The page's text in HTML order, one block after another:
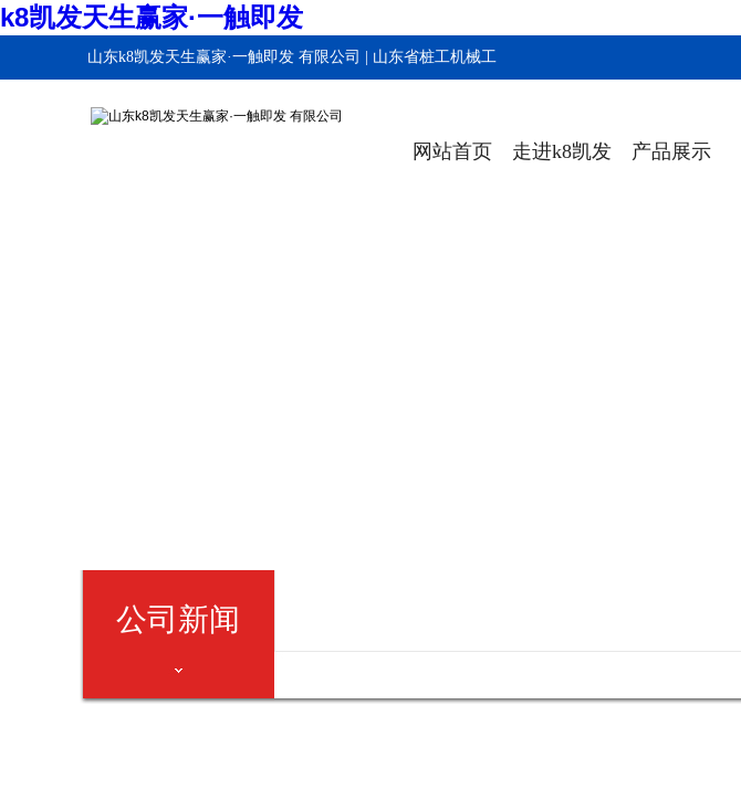
k8凯发天生赢家·一触即发
山东k8凯发天生赢家·一触即发 有限公司 | 山东省桩工机械工
网站首页
走进k8凯发
产品展示
公司新闻